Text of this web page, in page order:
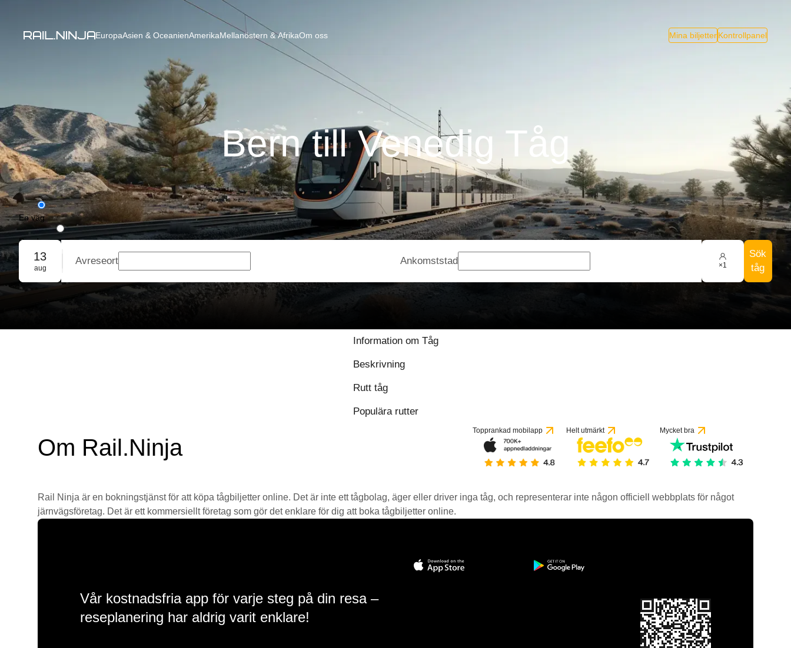
EuropaAsien & OceanienAmerikaMellanöstern & AfrikaOm oss Mina biljetterKontrollpanel
Bern till Venedig Tåg
En väg
Rundresa
Gruppbokning
13
aug
Avreseort Ankomststad ×1
Sök
tåg
Information om Tåg
Beskrivning
Rutt tåg
Populära rutter
Om Rail.Ninja
Topprankad mobilapp Helt utmärkt Mycket bra
Rail Ninja är en bokningstjänst för att köpa tågbiljetter online. Det är inte ett tågbolag, äger eller driver inga tåg, och representerar inte någon officiell webbplats för något
järnvägsföretag. Det är ett kommersiellt företag som gör det enklare för dig att boka tågbiljetter online.
Vår kostnadsfria app för varje steg på din resa –
reseplanering har aldrig varit enklare!